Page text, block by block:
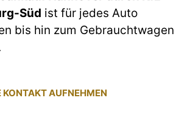
Süd ist für jedes Auto
bis hin zum Gebrauchtwagen
KONTAKT AUFNEHMEN